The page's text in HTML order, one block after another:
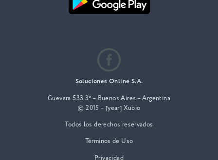
Soluciones Online S.A.
Guevara 533 3° – Buenos Aires – Argentina
© 2015 – [year] Xubio
Todos los derechos reservados
Términos de Uso
Privacidad